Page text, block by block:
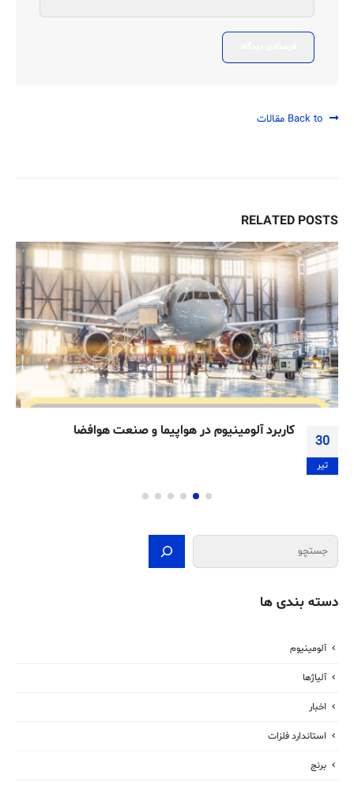
RELATED POSTS
30
تیر
کاربرد آلومینیوم در هواپیما و صنعت هوافضا
جستجو
دسته بندی ها
آلومینیوم
آلیاژها
اخبار
استاندارد فلزات
برنج